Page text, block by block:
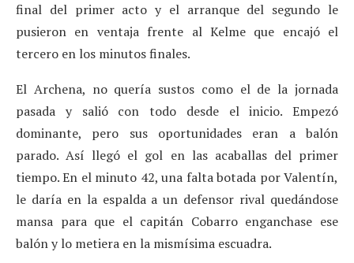
final del primer acto y el arranque del segundo le
pusieron en ventaja frente al Kelme que encajó el
tercero en los minutos finales.
El Archena, no quería sustos como el de la jornada
pasada y salió con todo desde el inicio. Empezó
dominante, pero sus oportunidades eran a balón
parado. Así llegó el gol en las acaballas del primer
tiempo. En el minuto 42, una falta botada por Valentín,
le daría en la espalda a un defensor rival quedándose
mansa para que el capitán Cobarro enganchase ese
balón y lo metiera en la mismísima escuadra.